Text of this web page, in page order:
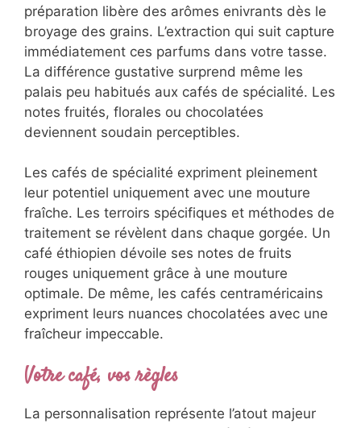
préparation libère des arômes enivrants dès le
broyage des grains. L’extraction qui suit capture
immédiatement ces parfums dans votre tasse.
La différence gustative surprend même les
palais peu habitués aux cafés de spécialité. Les
notes fruités, florales ou chocolatées
deviennent soudain perceptibles.
Les cafés de spécialité expriment pleinement
leur potentiel uniquement avec une mouture
fraîche. Les terroirs spécifiques et méthodes de
traitement se révèlent dans chaque gorgée. Un
café éthiopien dévoile ses notes de fruits
rouges uniquement grâce à une mouture
optimale. De même, les cafés centraméricains
expriment leurs nuances chocolatées avec une
fraîcheur impeccable.
Votre café, vos règles
La personnalisation représente l’atout majeur